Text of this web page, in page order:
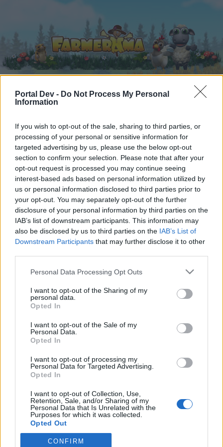
Portal Dev - Do Not Process My Personal
Information
If you wish to opt-out of the sale, sharing to third parties, or
processing of your personal or sensitive information for
targeted advertising by us, please use the below opt-out
section to confirm your selection. Please note that after your
opt-out request is processed you may continue seeing
interest-based ads based on personal information utilized by
us or personal information disclosed to third parties prior to
your opt-out. You may separately opt-out of the further
disclosure of your personal information by third parties on the
IAB’s list of downstream participants. This information may
also be disclosed by us to third parties on the IAB’s List of
Downstream Participants that may further disclose it to other
Personal Data Processing Opt Outs
I want to opt-out of the Sharing of my
personal data.
Opted In
I want to opt-out of the Sale of my
Personal Data.
Opted In
I want to opt-out of processing my
Personal Data for Targeted Advertising.
Opted In
I want to opt-out of Collection, Use,
Retention, Sale, and/or Sharing of my
Personal Data that Is Unrelated with the
Purposes for which it was collected.
Opted Out
CONFIRM
... Foren Archiv Archiv Rest Die lustige Kantine (7)
Mitglieder, denen der Beitrag #4791
gefällt
Liebe(r) Forum-Leser/in,
wenn Du in diesem Forum aktiv an den
Gesprächen teilnehmen oder eigene Themen
starten möchtest, musst Du Dich bitte zunächst
im Spiel einloggen. Falls Du noch keinen
Spielaccount besitzt, bitte registriere Dich neu.
Wir freuen uns auf Deinen nächsten Besuch in
unserem Forum!„Zum Spiel“
Thema: Die lustige Kantine (7)
stitch
Lebende Forenlegende
Beiträge:
6 Oktober 2024
mone-vogt
Lebende Forenlegende, weiblich
Beiträge:
Breckie
Lebende Forenlegende
Beiträge: 10.619 Zustimmungen: 39.919
tanto01
Startseite